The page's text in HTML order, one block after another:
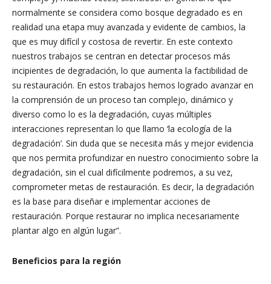
normalmente se considera como bosque degradado es en
realidad una etapa muy avanzada y evidente de cambios, la
que es muy difícil y costosa de revertir. En este contexto
nuestros trabajos se centran en detectar procesos más
incipientes de degradación, lo que aumenta la factibilidad de
su restauración. En estos trabajos hemos logrado avanzar en
la comprensión de un proceso tan complejo, dinámico y
diverso como lo es la degradación, cuyas múltiples
interacciones representan lo que llamo ‘la ecología de la
degradación’. Sin duda que se necesita más y mejor evidencia
que nos permita profundizar en nuestro conocimiento sobre la
degradación, sin el cual difícilmente podremos, a su vez,
comprometer metas de restauración. Es decir, la degradación
es la base para diseñar e implementar acciones de
restauración. Porque restaurar no implica necesariamente
plantar algo en algún lugar”.
Beneficios para la región